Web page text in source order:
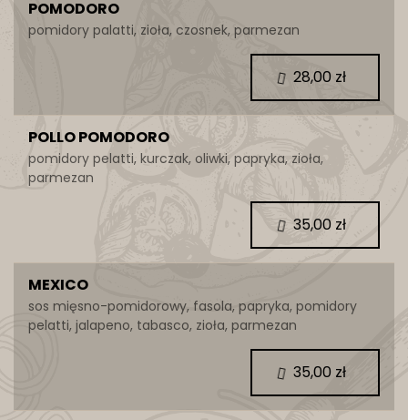
POMODORO
pomidory palatti, zioła, czosnek, parmezan
POLLO POMODORO
pomidory pelatti, kurczak, oliwki, papryka, zioła,
parmezan
MEXICO
sos mięsno-pomidorowy, fasola, papryka, pomidory
pelatti, jalapeno, tabasco, zioła, parmezan